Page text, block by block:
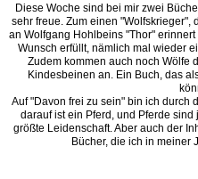
Diese Woche sind bei mir zwei
sehr freue. Zum einen "Wolfskrieger",
an Wolfgang Hohlbeins "Thor"
Wunsch erfüllt, nämlich mal wieder
Zudem kommen auch noch Wölfe
Kindesbeinen an. Ein Buch, das
Auf "Davon frei zu sein" bin ich durch
darauf ist ein Pferd, und Pferde
größte Leidenschaft. Aber auch der
Bücher, die ich in meiner